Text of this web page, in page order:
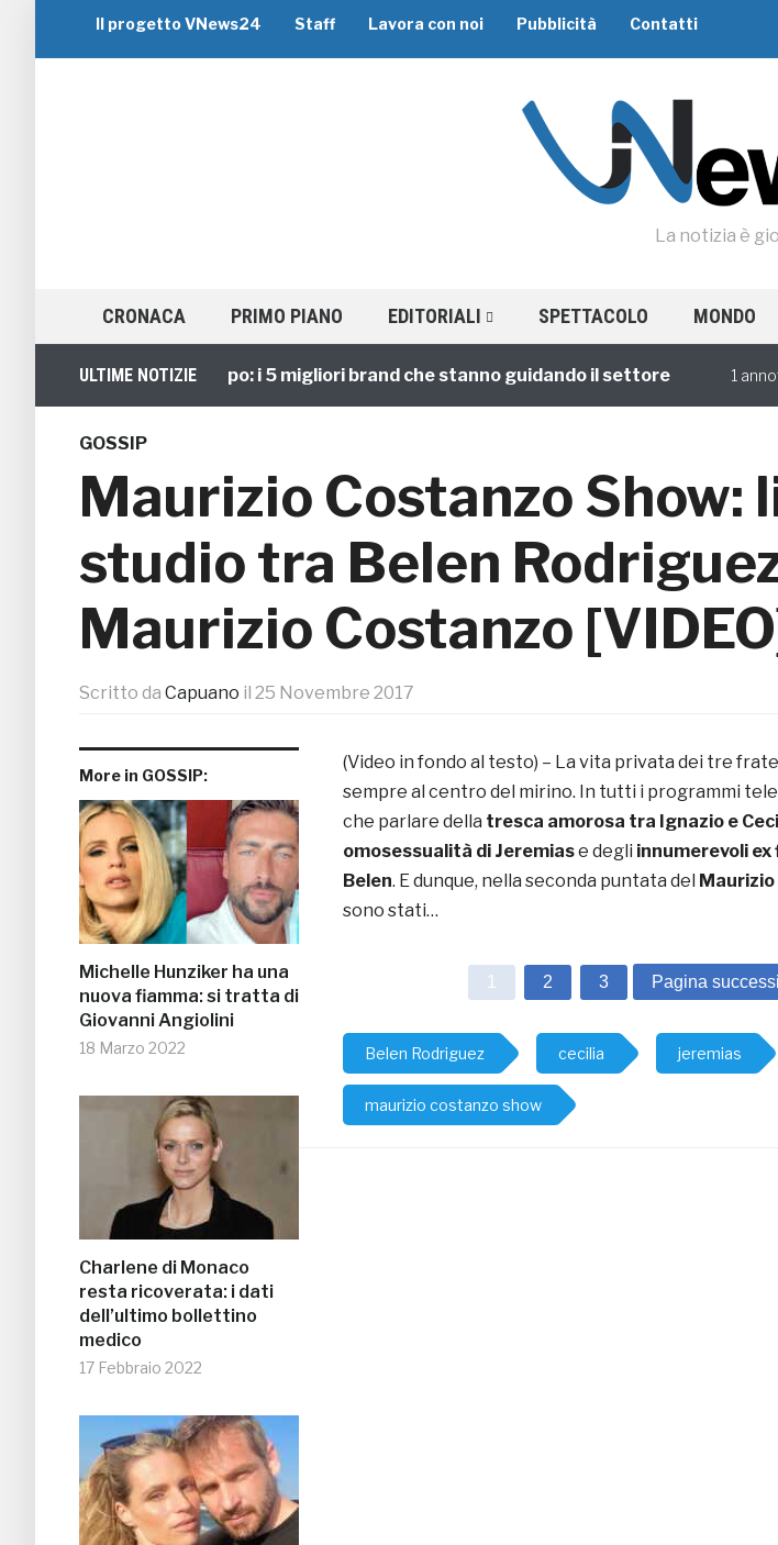
Il progetto VNews24 Staff Lavora con noi Pubblicità Contatti
La notizia è
CRONACA PRIMO PIANO EDITORIALI SPETTACOLO MONDO
ULTIME NOTIZIE
Viaggi di Gruppo: i 5 migliori brand che stanno guidando il settore 1 annofa
GOSSIP
Maurizio Costanzo Show:
studio tra Belen
Maurizio Costanzo
Scritto da Capuano il 25 Novembre 2017
More in GOSSIP:
Michelle Hunziker ha una
nuova fiamma: si tratta di
Giovanni Angiolini
18 Marzo 2022
Charlene di Monaco
resta ricoverata: i dati
dell’ultimo bollettino
medico
17 Febbraio 2022
(Video in fondo al testo) – La vita privata dei tre
sempre al centro del mirino. In tutti i programmi
che parlare della tresca amorosa tra Ignazio e
omosessualità di Jeremiase degli innumerevoli
Belen. E dunque, nella seconda puntata del Maurizio
sono stati…
1 2 3 Pagina
Belen Rodriguez cecilia jeremias
maurizio costanzo show